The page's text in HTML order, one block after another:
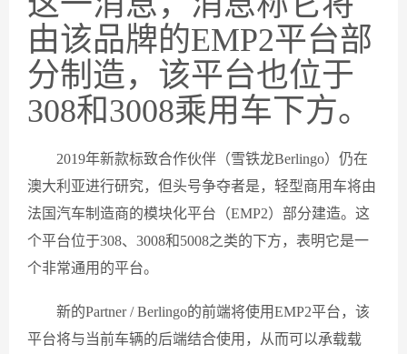
由该品牌的EMP2平台部
分制造，该平台也位于
308和3008乘用车下方。
2019年新款标致合作伙伴（雪铁龙Berlingo）仍在
澳大利亚进行研究，但头号争夺者是，轻型商用车将由
法国汽车制造商的模块化平台（EMP2）部分建造。这
个平台位于308、3008和5008之类的下方，表明它是一
个非常通用的平台。
新的Partner / Berlingo的前端将使用EMP2平台，该
平台将与当前车辆的后端结合使用，从而可以承载载